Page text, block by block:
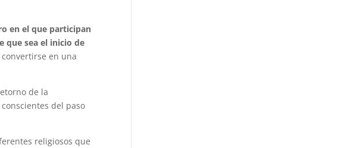
en el que participan
que sea el inicio de
en una
de la
del paso
religiosos que